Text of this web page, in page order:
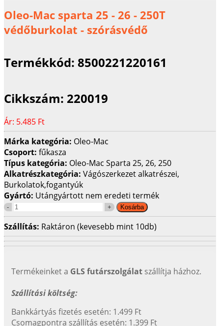
Oleo-Mac sparta 25 - 26 - 250T
védőburkolat - szórásvédő
Termékkód: 8500221220161
Cikkszám: 220019
Ár: 5.485 Ft
Márka kategória: Oleo-Mac
Csoport: fűkasza
Típus kategória: Oleo-Mac Sparta 25, 26, 250
Alkatrészkategória: Vágószerkezet alkatrészei,
Burkolatok,fogantyúk
Gyártó: Utángyártott nem eredeti termék
Szállítás: Raktáron (kevesebb mint 10db)
Termékeinket a GLS futárszolgálat szállítja házhoz.
Szállítási költség:
Bankkártyás fizetés esetén: 1.499 Ft
Csomagpontra szállítás esetén: 1.399 Ft